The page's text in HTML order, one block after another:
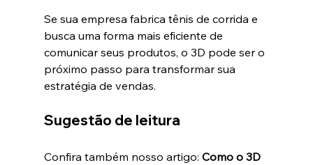
Se sua empresa fabrica tênis de corrida e
busca uma forma mais eficiente de
comunicar seus produtos, o 3D pode ser o
próximo passo para transformar sua
estratégia de vendas.
Sugestão de leitura
Confira também nosso artigo: Como o 3D